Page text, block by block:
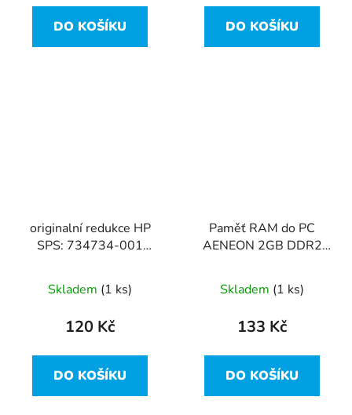
DO KOŠÍKU DO KOŠÍKU
originalní redukce HP
SPS: 734734-001
Skladem (1 ks)
120 Kč
DO KOŠÍKU
Paměť RAM do PC
AENEON 2GB DDR2
AET860UD00-30D
Skladem (1 ks)
133 Kč
DO KOŠÍKU